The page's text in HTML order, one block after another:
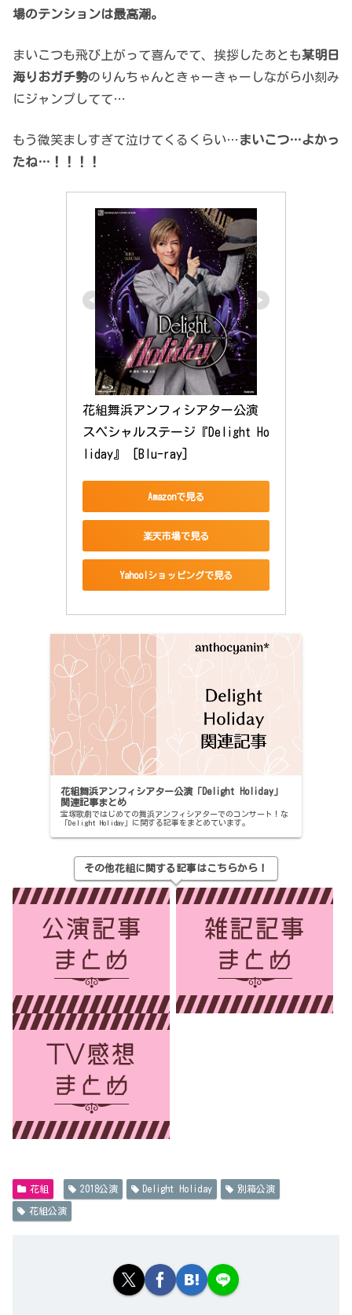
場のテンションは最高潮。
まいこつも飛び上がって喜んでて、挨拶したあとも某明日
海りおガチ勢のりんちゃんときゃーきゃーしながら小刻み
にジャンプしてて…
もう微笑ましすぎて泣けてくるくらい… まいこつ…よかっ
たね…！！！！
花組舞浜アンフィシアター公演
スペシャルステージ『Delight Ho
liday』 [Blu-ray]
Amazonで見る
楽天市場で見る
Yahoo!ショッピングで見る
花組舞浜アンフィシアター公演「Delight Holiday」
関連記事まとめ
宝塚歌劇ではじめての舞浜アンフィシアターでのコンサート！な
「Delight Holiday」に関する記事をまとめています。
その他花組に関する記事はこちらから！
花組 2018公演 Delight Holiday 別箱公演
花組公演